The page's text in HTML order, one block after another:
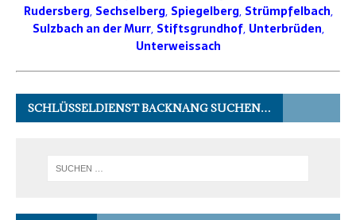
Rudersberg, Sechselberg, Spiegelberg, Strümpfelbach,
Sulzbach an der Murr, Stiftsgrundhof, Unterbrüden,
Unterweissach
SCHLÜSSELDIENST BACKNANG SUCHEN…